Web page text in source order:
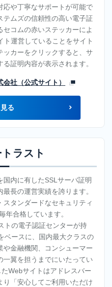
し込み・
ロード
応や丁寧なサポートが可能で
テムズの信頼性の高い電子証
コムの赤いステッカーによ
ト運営していることをサイト
ッカーをクリックすると、サ
証明内容が表示されます。
社（公式サイト）
る
ラスト
内に有したSSLサーバ証明
長の運営実績を誇ります。
タンダードなセキュリティ
年合格しています。
トの電子認証センターが持
ベースに、国内最大クラスの
金融機関、コンシューマー
一翼を担うまでにいたってい
Webサイトはアドレスバー
り「安心してご利用いただけ